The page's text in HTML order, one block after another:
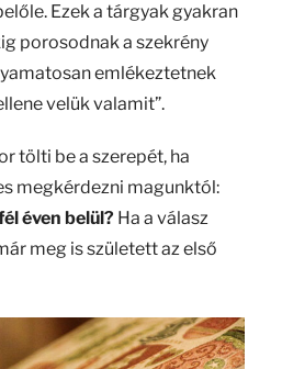
Ezek a tárgyak gyakran
porosodnak a szekrény
emlékeztetnek
velük valamit”.
tölti be a szerepét, ha
megkérdezni magunktól:
éven belül? Ha a válasz
meg is született az első